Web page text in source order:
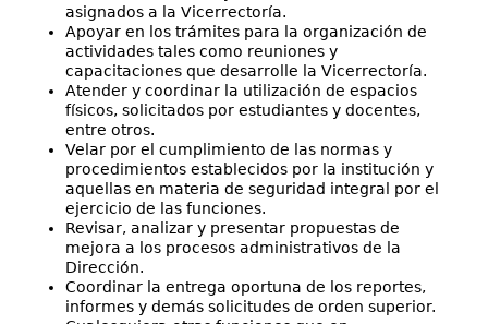
asignados a la Vicerrectoría.
Apoyar en los trámites para la organización de
actividades tales como reuniones y
capacitaciones que desarrolle la Vicerrectoría.
Atender y coordinar la utilización de espacios
físicos, solicitados por estudiantes y docentes,
entre otros.
Velar por el cumplimiento de las normas y
procedimientos establecidos por la institución y
aquellas en materia de seguridad integral por el
ejercicio de las funciones.
Revisar, analizar y presentar propuestas de
mejora a los procesos administrativos de la
Dirección.
Coordinar la entrega oportuna de los reportes,
informes y demás solicitudes de orden superior.